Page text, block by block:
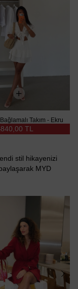
Bağlamalı Takım - Ekru
840,00 TL
stil hikayenizi
MYD